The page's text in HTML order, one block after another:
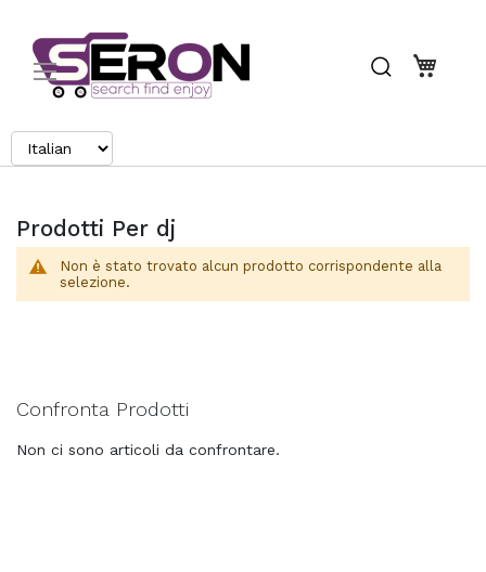
Search
Prodotti Per dj
Non è stato trovato alcun prodotto corrispondente alla
selezione.
Confronta Prodotti
Non ci sono articoli da confrontare.